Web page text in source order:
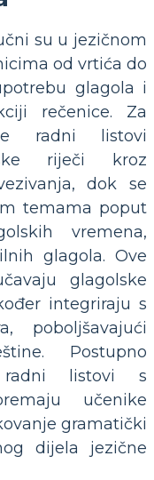
su u jezičnom
od vrtića do
glagola i
rečenice. Za
radni listovi
riječi kroz
dok se
temama poput
vremena,
glagola. Ove
glagolske
integriraju s
poboljšavajući
Postupno
radni listovi s
učenike
gramatički
dijela jezične